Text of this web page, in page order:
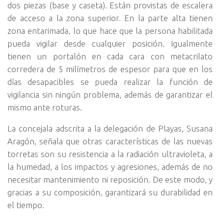
dos piezas (base y caseta). Están provistas de escalera
de acceso a la zona superior. En la parte alta tienen
zona entarimada, lo que hace que la persona habilitada
pueda vigilar desde cualquier posición. Igualmente
tienen un portalón en cada cara con metacrilato
corredera de 5 milímetros de espesor para que en los
días desapacibles se pueda realizar la función de
vigilancia sin ningún problema, además de garantizar el
mismo ante roturas.
La concejala adscrita a la delegación de Playas, Susana
Aragón, señala que otras características de las nuevas
torretas son su resistencia a la radiación ultravioleta, a
la humedad, a los impactos y agresiones, además de no
necesitar mantenimiento ni reposición. De este modo, y
gracias a su composición, garantizará su durabilidad en
el tiempo.